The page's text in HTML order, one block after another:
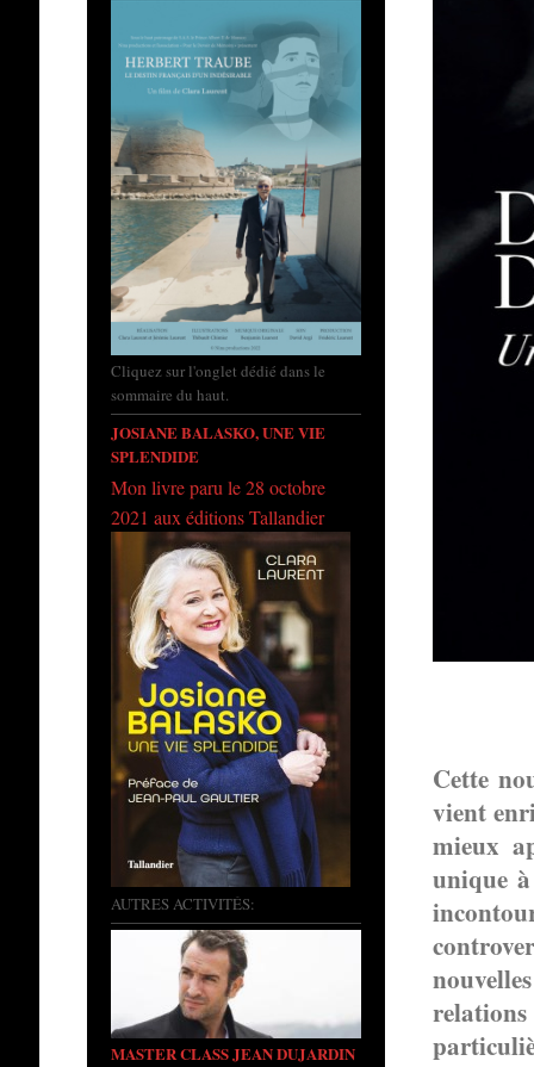
Cette
vient
mieux
unique
Cliquez sur l'onglet dédié dans le
sommaire du haut.
JOSIANE BALASKO, UNE VIE
SPLENDIDE
Mon livre paru le 28 octobre
2021 aux éditions Tallandier
AUTRES ACTIVITÉS:
MASTER CLASS JEAN DUJARDIN